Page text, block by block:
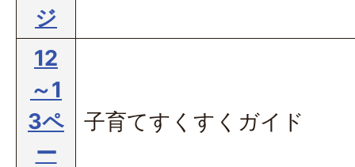
ジ
12
～1
3ペ
ー
子育てすくすくガイド